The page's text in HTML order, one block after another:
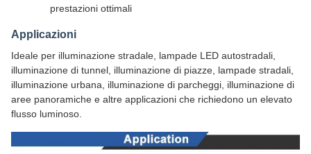
prestazioni ottimali
Applicazioni
Ideale per illuminazione stradale, lampade LED autostradali,
illuminazione di tunnel, illuminazione di piazze, lampade stradali,
illuminazione urbana, illuminazione di parcheggi, illuminazione di
aree panoramiche e altre applicazioni che richiedono un elevato
flusso luminoso.